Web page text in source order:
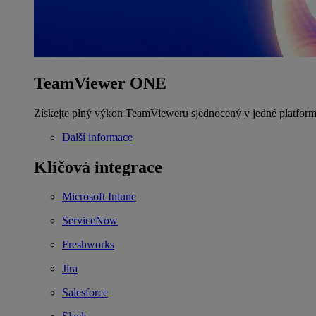
TeamViewer ONE
Získejte plný výkon TeamVieweru sjednocený v jedné
Další informace
Klíčová integrace
Microsoft Intune
ServiceNow
Freshworks
Jira
Salesforce